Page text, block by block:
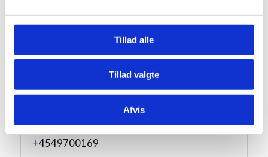
Tillad alle
Tillad valgte
Afvis
Pris:
Sted
Telefon
+4549700169